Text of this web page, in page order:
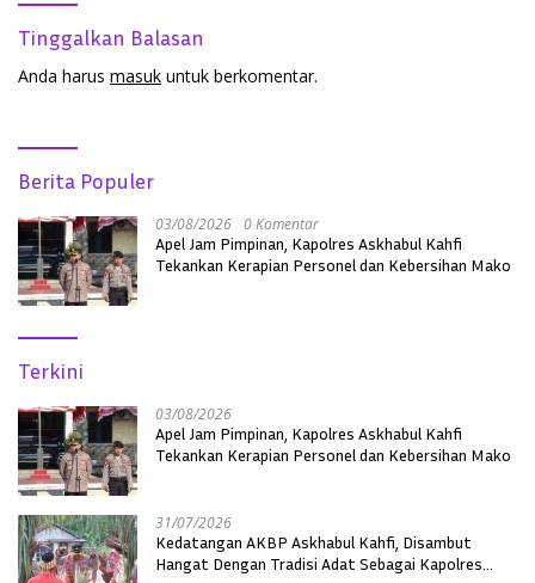
Tinggalkan Balasan
Anda harus masuk untuk berkomentar.
Berita Populer
03/08/2026 0 Komentar
Apel Jam Pimpinan, Kapolres Askhabul Kahfi
Tekankan Kerapian Personel dan Kebersihan Mako
Terkini
03/08/2026
Apel Jam Pimpinan, Kapolres Askhabul Kahfi
Tekankan Kerapian Personel dan Kebersihan Mako
31/07/2026
Kedatangan AKBP Askhabul Kahfi, Disambut
Hangat Dengan Tradisi Adat Sebagai Kapolres